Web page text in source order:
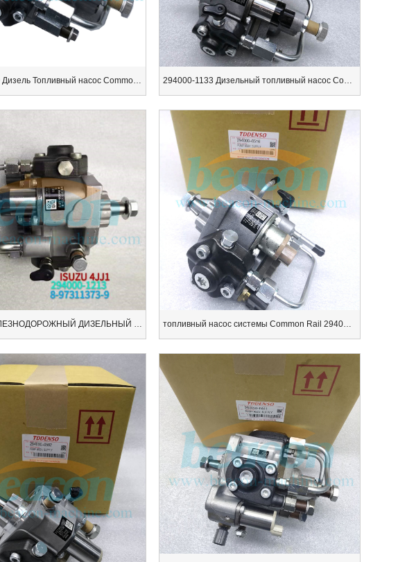
ОБЩИЙ ЖЕЛЕЗНОДОРОЖНЫЙ ДИЗЕЛЬНЫЙ ТОПЛИВНЫЙ НАСОС 294000-1213 топливный насос системы Common Rail 294000-0516